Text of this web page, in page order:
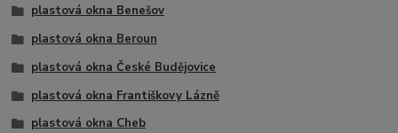
plastová okna Benešov
plastová okna Beroun
plastová okna České Budějovice
plastová okna Františkovy Lázně
plastová okna Cheb